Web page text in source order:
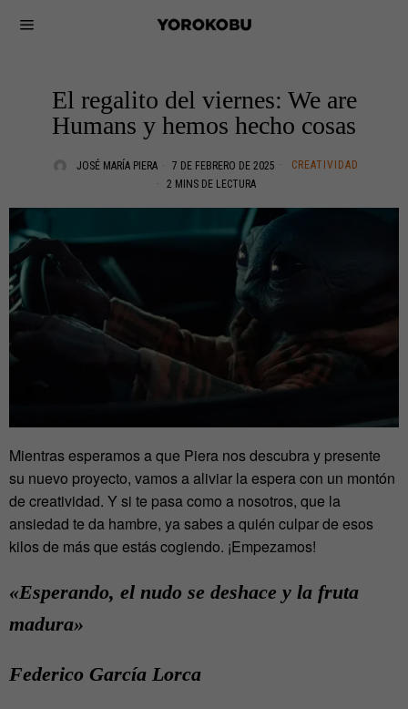
El regalito del viernes: We are
Humans y hemos hecho cosas
JOSÉ MARÍA PIERA 7 DE FEBRERO DE 2025
CREATIVIDAD
2 MINS DE LECTURA
Mientras esperamos a que Piera nos descubra y presente
su nuevo proyecto, vamos a aliviar la espera con un montón
de creatividad. Y si te pasa como a nosotros, que la
ansiedad te da hambre, ya sabes a quién culpar de esos
kilos de más que estás cogiendo. ¡Empezamos!
«Esperando, el nudo se deshace y la fruta
madura»
Federico García Lorca